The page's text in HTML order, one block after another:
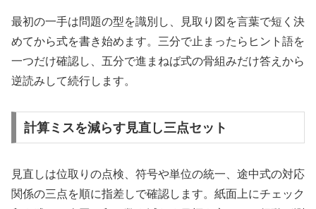
最初の一手は問題の型を識別し、見取り図を言葉で短く決
めてから式を書き始めます。三分で止まったらヒント語を
一つだけ確認し、五分で進まねば式の骨組みだけ答えから
逆読みして続行します。
計算ミスを減らす見直し三点セット
見直しは位取りの点検、符号や単位の統一、途中式の対応
関係の三点を順に指差しで確認します。紙面上にチェック